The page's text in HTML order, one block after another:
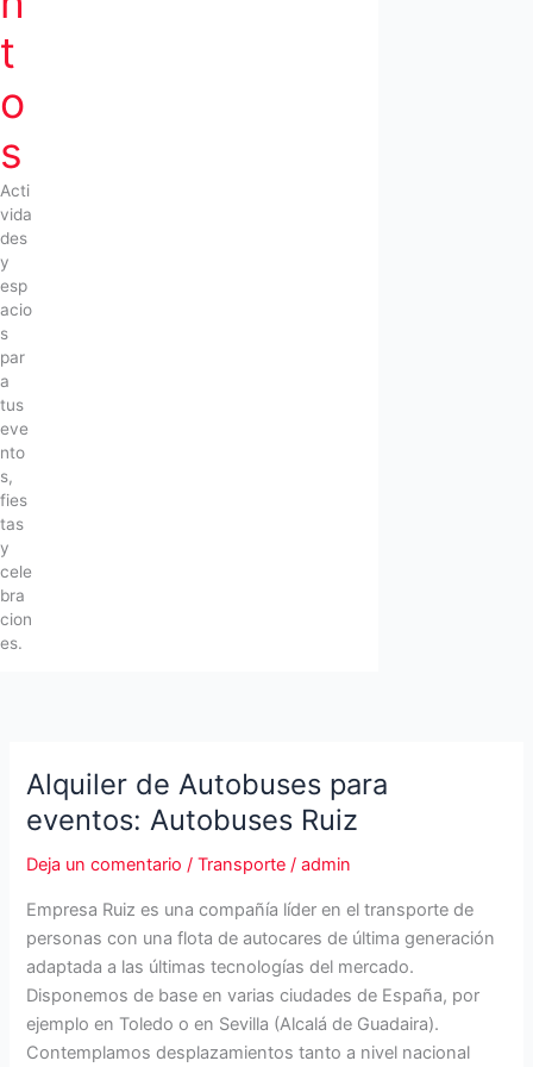
t
o
s
Acti
vida
des
y
esp
acio
s
par
a
tus
eve
nto
s,
fies
tas
y
cele
bra
cion
es.
Alquiler de Autobuses para
eventos: Autobuses Ruiz
Deja un comentario /Transporte /admin
Empresa Ruiz es una compañía líder en el transporte de
personas con una flota de autocares de última generación
adaptada a las últimas tecnologías del mercado.
Disponemos de base en varias ciudades de España, por
ejemplo en Toledo o en Sevilla (Alcalá de Guadaira).
Contemplamos desplazamientos tanto a nivel nacional